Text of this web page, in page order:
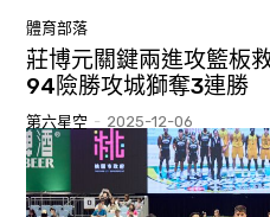
體育部落
莊博元關鍵兩進攻籃板
94險勝攻城獅奪3連勝
第六星空 - 2025-12-06